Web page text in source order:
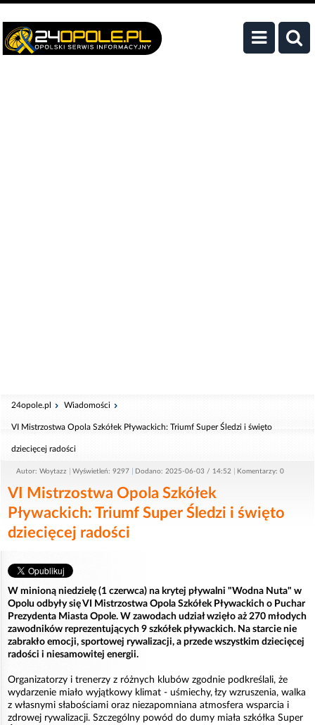
24opole.pl Wiadomości
VI Mistrzostwa Opola Szkółek Pływackich: Triumf Super Śledzi i święto
dziecięcej radości
Autor: Woytazz Wyświetleń: 9297 Dodano: 2025-06-03 / 14:52 Komentarzy: 0
VI Mistrzostwa Opola Szkółek
Pływackich: Triumf Super Śledzi i święto
dziecięcej radości
W minioną niedzielę (1 czerwca) na krytej pływalni "Wodna Nuta" w
Opolu odbyły się VI Mistrzostwa Opola Szkółek Pływackich o Puchar
Prezydenta Miasta Opole. W zawodach udział wzięło aż 270 młodych
zawodników reprezentujących 9 szkółek pływackich. Na starcie nie
zabrakło emocji, sportowej rywalizacji, a przede wszystkim dziecięcej
radości i niesamowitej energii.
Organizatorzy i trenerzy z różnych klubów zgodnie podkreślali, że
wydarzenie miało wyjątkowy klimat - uśmiechy, łzy wzruszenia, walka
z własnymi słabościami oraz niezapomniana atmosfera wsparcia i
zdrowej rywalizacji. Szczególny powód do dumy miała szkółka Super